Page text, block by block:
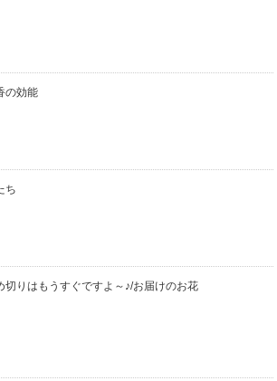
の効能
ち
りはもうすぐですよ～♪/お届けのお花